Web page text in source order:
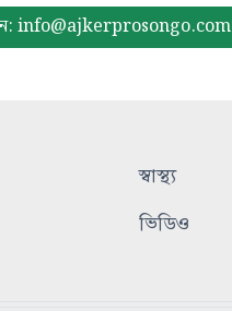
info@ajkerprosongo.com
স্বাস্থ্য
ভিডিও